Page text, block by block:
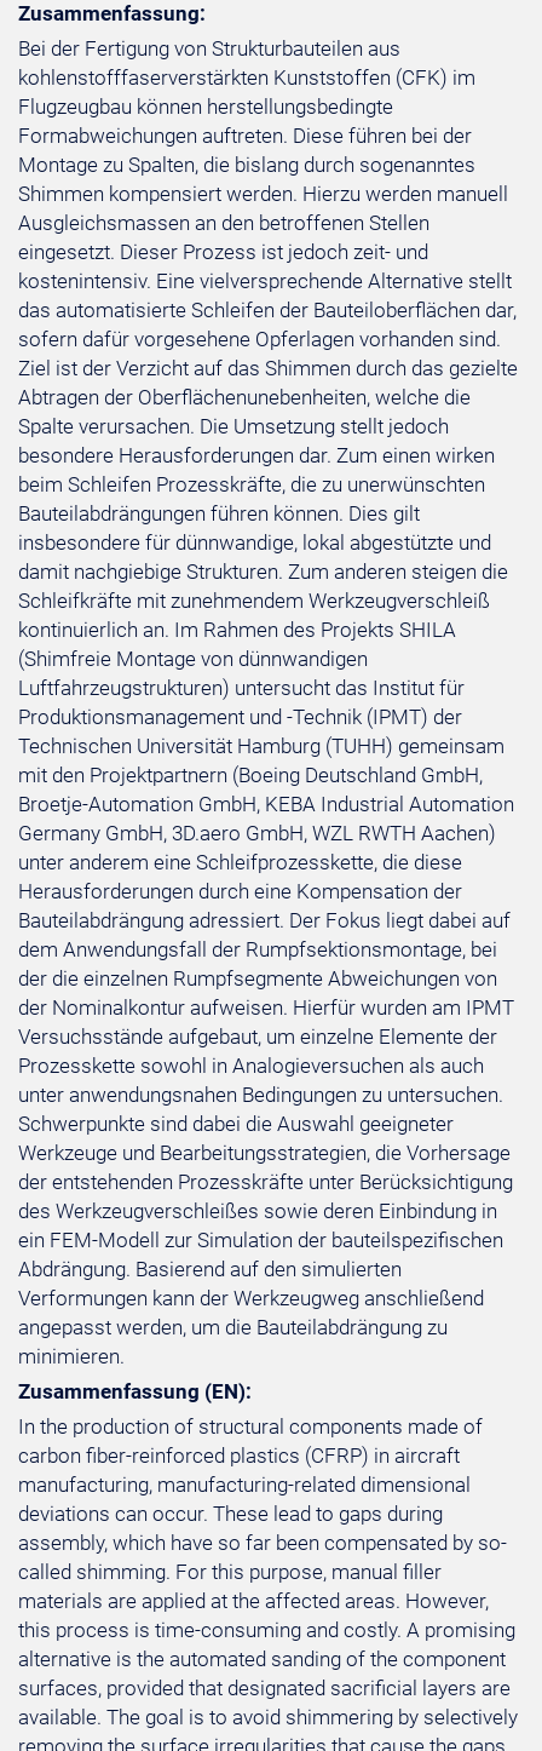
Zusammenfassung:
Bei der Fertigung von Strukturbauteilen aus
kohlenstofffaserverstärkten Kunststoffen (CFK) im
Flugzeugbau können herstellungsbedingte
Formabweichungen auftreten. Diese führen bei der
Montage zu Spalten, die bislang durch sogenanntes
Shimmen kompensiert werden. Hierzu werden manuell
Ausgleichsmassen an den betroffenen Stellen
eingesetzt. Dieser Prozess ist jedoch zeit- und
kostenintensiv. Eine vielversprechende Alternative stellt
das automatisierte Schleifen der Bauteiloberflächen dar,
sofern dafür vorgesehene Opferlagen vorhanden sind.
Ziel ist der Verzicht auf das Shimmen durch das gezielte
Abtragen der Oberflächenunebenheiten, welche die
Spalte verursachen. Die Umsetzung stellt jedoch
besondere Herausforderungen dar. Zum einen wirken
beim Schleifen Prozesskräfte, die zu unerwünschten
Bauteilabdrängungen führen können. Dies gilt
insbesondere für dünnwandige, lokal abgestützte und
damit nachgiebige Strukturen. Zum anderen steigen die
Schleifkräfte mit zunehmendem Werkzeugverschleiß
kontinuierlich an. Im Rahmen des Projekts SHILA
(Shimfreie Montage von dünnwandigen
Luftfahrzeugstrukturen) untersucht das Institut für
Produktionsmanagement und -Technik (IPMT) der
Technischen Universität Hamburg (TUHH) gemeinsam
mit den Projektpartnern (Boeing Deutschland GmbH,
Broetje-Automation GmbH, KEBA Industrial Automation
Germany GmbH, 3D.aero GmbH, WZL RWTH Aachen)
unter anderem eine Schleifprozesskette, die diese
Herausforderungen durch eine Kompensation der
Bauteilabdrängung adressiert. Der Fokus liegt dabei auf
dem Anwendungsfall der Rumpfsektionsmontage, bei
der die einzelnen Rumpfsegmente Abweichungen von
der Nominalkontur aufweisen. Hierfür wurden am IPMT
Versuchsstände aufgebaut, um einzelne Elemente der
Prozesskette sowohl in Analogieversuchen als auch
unter anwendungsnahen Bedingungen zu untersuchen.
Schwerpunkte sind dabei die Auswahl geeigneter
Werkzeuge und Bearbeitungsstrategien, die Vorhersage
der entstehenden Prozesskräfte unter Berücksichtigung
des Werkzeugverschleißes sowie deren Einbindung in
ein FEM-Modell zur Simulation der bauteilspezifischen
Abdrängung. Basierend auf den simulierten
Verformungen kann der Werkzeugweg anschließend
angepasst werden, um die Bauteilabdrängung zu
minimieren.
Zusammenfassung (EN):
In the production of structural components made of
carbon fiber-reinforced plastics (CFRP) in aircraft
manufacturing, manufacturing-related dimensional
deviations can occur. These lead to gaps during
assembly, which have so far been compensated by so-
called shimming. For this purpose, manual filler
materials are applied at the affected areas. However,
this process is time-consuming and costly. A promising
alternative is the automated sanding of the component
surfaces, provided that designated sacrificial layers are
available. The goal is to avoid shimmering by selectively
removing the surface irregularities that cause the gaps.